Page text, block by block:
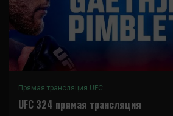
Прямая трансляция UFC
UFC 324 прямая трансляция